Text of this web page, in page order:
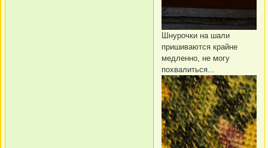
Шнурочки на шали
пришиваются крайне
медленно, не могу
похвалиться...